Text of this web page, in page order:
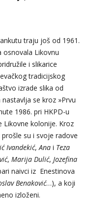
traju još od 1961.
osnovala Likovnu
i slikarice
tradicijskog
izrade slika od
se kroz »Prvu
1986. pri HKPD-u
Likovne kolonije. Kroz
su i svoje radove
Ivandekić,Ana i Teza
, Marija Dulić, Jozefina
naivci iz Enestinova
Benaković…), a koji
izloženi.